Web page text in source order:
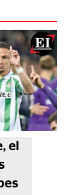
el